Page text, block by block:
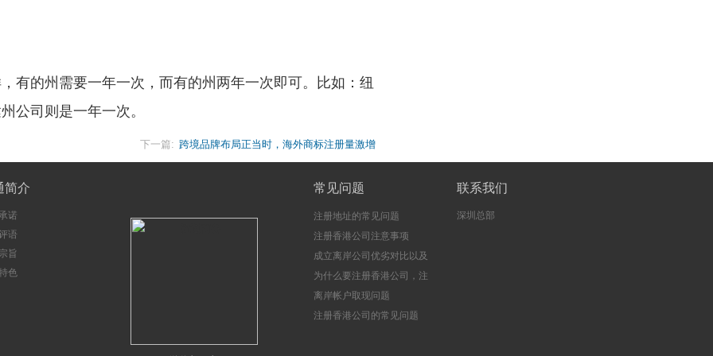
有的州需要一年一次，而有的州两年一次即可。比如：纽
公司则是一年一次。
下一篇: 跨境品牌布局正当时，海外商标注册量激增
简介
诺
语
旨
色
常见问题
注册地址的常见问题
注册香港公司注意事项
成立离岸公司优劣对比以及
注意事项
为什么要注册香港公司，注
册香港公司的好处
离岸帐户取现问题
注册香港公司的常见问题
联系我们
深圳总部